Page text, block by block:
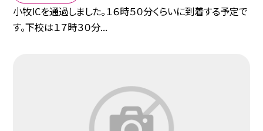
小牧ICを通過しました。１６時５０分くらいに到着する予定で
す。下校は１７時３０分...